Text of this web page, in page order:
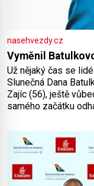
nasehvezdy.cz
Vyměnil
Už nějaký čas se
Slunečná Dana
Zajíc (56), ještě vůbec spolu. Herečka
samého začátku